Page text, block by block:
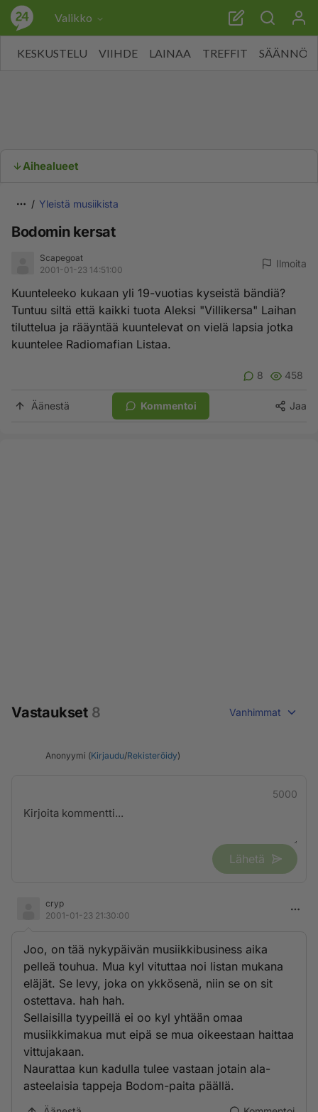
Valikko
KESKUSTELU VIIHDE LAINAA TREFFIT SÄÄNNÖT
Aihealueet
Yleistä musiikista
Bodomin kersat
Scapegoat
2001-01-23 14:51:00
Ilmoita
Kuunteleeko kukaan yli 19-vuotias kyseistä bändiä?
Tuntuu siltä että kaikki tuota Aleksi "Villikersa" Laihan
tiluttelua ja rääyntää kuuntelevat on vielä lapsia jotka
kuuntelee Radiomafian Listaa.
8 458
Äänestä Kommentoi Jaa
Vastaukset 8 Vanhimmat
Anonyymi (Kirjaudu/Rekisteröidy)
5000
Lähetä
cryp
2001-01-23 21:30:00
Joo, on tää nykypäivän musiikkibusiness aika
pelleä touhua. Mua kyl vituttaa noi listan mukana
eläjät. Se levy, joka on ykkösenä, niin se on sit
ostettava. hah hah.
Sellaisilla tyypeillä ei oo kyl yhtään omaa
musiikkimakua mut eipä se mua oikeestaan haittaa
vittujakaan.
Naurattaa kun kadulla tulee vastaan jotain ala-
asteelaisia tappeja Bodom-paita päällä.